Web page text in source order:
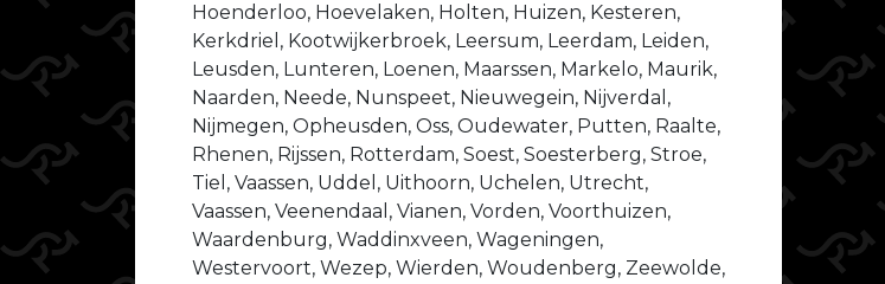
Hoenderloo, Hoevelaken, Holten, Huizen, Kesteren,
Kerkdriel, Kootwijkerbroek, Leersum, Leerdam, Leiden,
Leusden, Lunteren, Loenen, Maarssen, Markelo, Maurik,
Naarden, Neede, Nunspeet, Nieuwegein, Nijverdal,
Nijmegen, Opheusden, Oss, Oudewater, Putten, Raalte,
Rhenen, Rijssen, Rotterdam, Soest, Soesterberg, Stroe,
Tiel, Vaassen, Uddel, Uithoorn, Uchelen, Utrecht,
Vaassen, Veenendaal, Vianen, Vorden, Voorthuizen,
Waardenburg, Waddinxveen, Wageningen,
Westervoort, Wezep, Wierden, Woudenberg, Zeewolde,